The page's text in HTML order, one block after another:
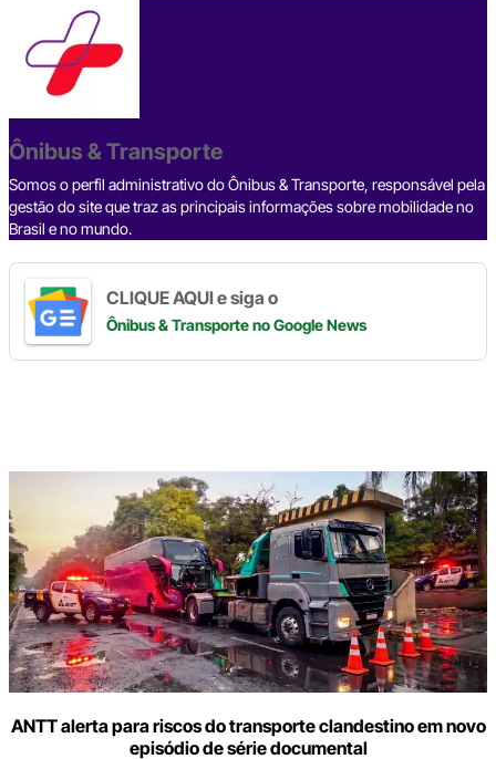
e
b
o
o
k
s
Ônibus & Transporte
Somos o perfil administrativo do Ônibus & Transporte, responsável pela
gestão do site que traz as principais informações sobre mobilidade no
Brasil e no mundo.
CLIQUE AQUI e siga o
Ônibus & Transporteno Google News
ANTT alerta para riscos do transporte clandestino em novo
episódio de série documental
o
seu
e-
mail